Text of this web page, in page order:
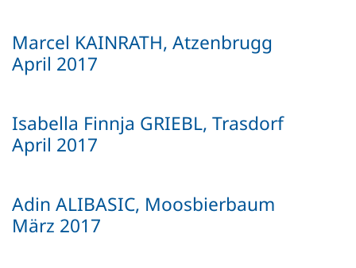
Marcel KAINRATH, Atzenbrugg
April 2017
Isabella Finnja GRIEBL, Trasdorf
April 2017
Adin ALIBASIC, Moosbierbaum
März 2017